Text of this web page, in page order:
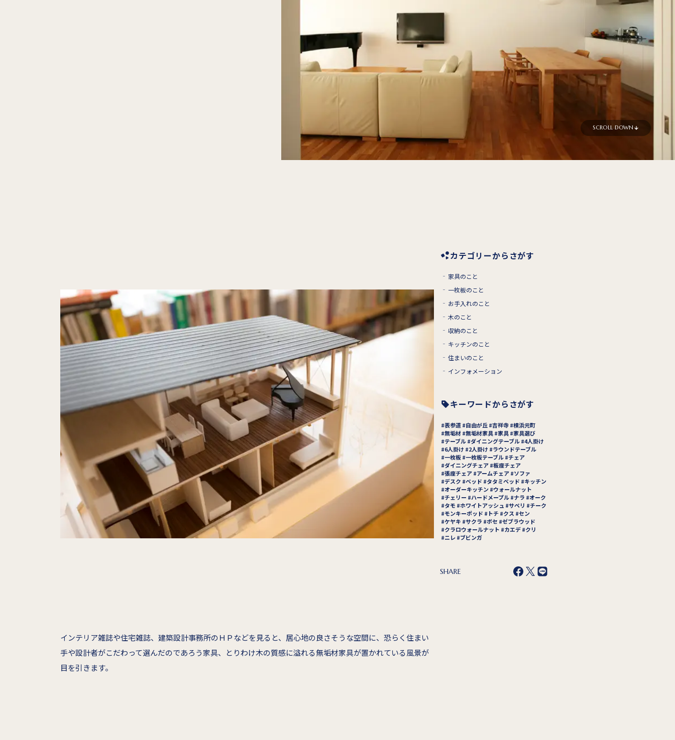
SCROLL DOWN
インテリア雑誌や住宅雑誌、建築設計事務所のＨＰなどを見ると、居心地の良さそうな空間に、恐らく住まい
手や設計者がこだわって選んだのであろう家具、とりわけ木の質感に溢れる無垢材家具が置かれている風景が
目を引きます。
カテゴリーからさがす
家具のこと
一枚板のこと
お手入れのこと
木のこと
収納のこと
キッチンのこと
住まいのこと
インフォメーション
キーワードからさがす
表参道 自由が丘 吉祥寺 横浜元町
無垢材 無垢材家具 家具
家具選び
テーブル ダイニングテーブル 4人掛け
6人掛け
2人掛け
ラウンドテーブル
一枚板 一枚板テーブル チェア
ダイニングチェア 板座チェア
張座チェア
アームチェア
ソファ
デスク
ベッド タタミベッド
キッチン
オーダーキッチン
ウォールナット
チェリー
ハードメープル ナラ
オーク
タモ
ホワイトアッシュ サペリ
チーク
モンキーポッド
トチ クス
セン
ケヤキ
サクラ ボセ
ゼブラウッド
クラロウォールナット
カエデ
クリ
ニレ
ブビンガ
SHARE